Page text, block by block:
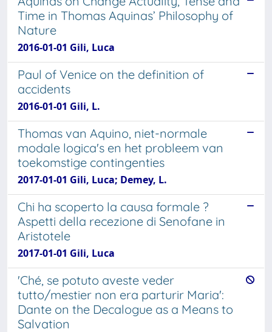
Time in Thomas Aquinas’ Philosophy of
Nature
2016-01-01 Gili, Luca
Paul of Venice on the definition of
accidents
2016-01-01 Gili, L.
Thomas van Aquino, niet-normale
modale logica's en het probleem van
toekomstige contingenties
2017-01-01 Gili, Luca; Demey, L.
Chi ha scoperto la causa formale ?
Aspetti della recezione di Senofane in
Aristotele
2017-01-01 Gili, Luca
'Ché, se potuto aveste veder
tutto/mestier non era parturir Maria':
Dante on the Decalogue as a Means to
Salvation